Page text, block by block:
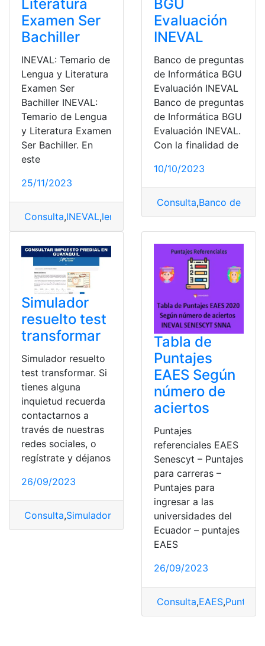
Literatura
Examen Ser
Bachiller
INEVAL: Temario de
Lengua y Literatura
Examen Ser
Bachiller INEVAL:
Temario de Lengua
y Literatura Examen
Ser Bachiller. En
este
25/11/2023
Consulta,INEVAL,lengua Lengua y Literatura,Temario
BGU
Evaluación
INEVAL
Banco de preguntas
de Informática BGU
Evaluación INEVAL
Banco de preguntas
de Informática BGU
Evaluación INEVAL.
Con la finalidad de
10/10/2023
Consulta,Banco de
Simulador
resuelto test
transformar
Simulador resuelto
test transformar. Si
tienes alguna
inquietud recuerda
contactarnos a
través de nuestras
redes sociales, o
regístrate y déjanos
26/09/2023
Consulta,Simulador Test Transformar,Transformar
Tabla de
Puntajes
EAES Según
número de
aciertos
Puntajes
referenciales EAES
Senescyt – Puntajes
para carreras –
Puntajes para
ingresar a las
universidades del
Ecuador – puntajes
EAES
26/09/2023
Consulta,EAES,Puntajes